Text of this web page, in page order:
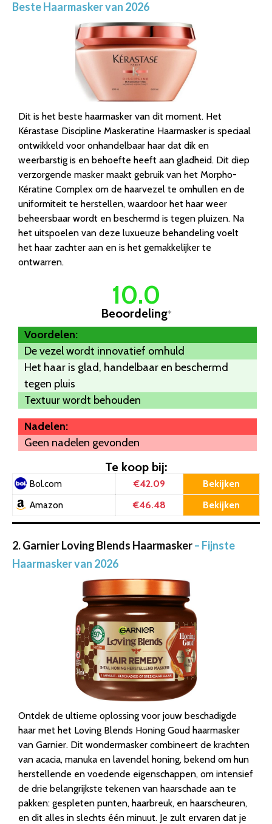
Beste Haarmasker van 2026
Dit is het beste haarmasker van dit moment. Het
Kérastase Discipline Maskeratine Haarmasker is speciaal
ontwikkeld voor onhandelbaar haar dat dik en
weerbarstig is en behoefte heeft aan gladheid. Dit diep
verzorgende masker maakt gebruik van het Morpho-
Kératine Complex om de haarvezel te omhullen en de
uniformiteit te herstellen, waardoor het haar weer
beheersbaar wordt en beschermd is tegen pluizen. Na
het uitspoelen van deze luxueuze behandeling voelt
het haar zachter aan en is het gemakkelijker te
ontwarren.
10.0
Beoordeling*
Voordelen:
De vezel wordt innovatief omhuld
Het haar is glad, handelbaar en beschermd
tegen pluis
Textuur wordt behouden
Nadelen:
Geen nadelen gevonden
Te koop bij:
Bol.com €42.09 Bekijken
Amazon €46.48 Bekijken
2. Garnier Loving Blends Haarmasker– Fijnste
Haarmasker van 2026
Ontdek de ultieme oplossing voor jouw beschadigde
haar met het Loving Blends Honing Goud haarmasker
van Garnier. Dit wondermasker combineert de krachten
van acacia, manuka en lavendel honing, bekend om hun
herstellende en voedende eigenschappen, om intensief
de drie belangrijkste tekenen van haarschade aan te
pakken: gespleten punten, haarbreuk, en haarscheuren,
en dit alles in slechts één minuut. Je zult ervaren dat je